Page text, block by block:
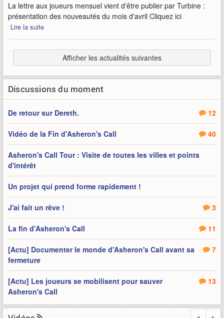
La lettre aux joueurs mensuel vient d'être publier par Turbine :
présentation des nouveautés du mois d'avril Cliquez ici
Lire la suite
Afficher les actualités suivantes
Discussions du moment
12
De retour sur Dereth.
40
Vidéo de la Fin d'Asheron's Call
Asheron's Call Tour : Visite de toutes les villes et points
d'intérêt
Un projet qui prend forme rapidement !
3
J'ai fait un rêve !
11
La fin d'Asheron's Call
7
[Actu] Documenter le monde d'Asheron's Call avant sa
fermeture
13
[Actu] Les joueurs se mobilisent pour sauver
Asheron's Call